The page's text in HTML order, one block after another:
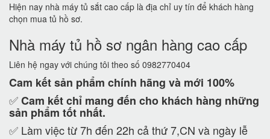
Hiện nay nhà máy tủ sắt cao cấp là địa chỉ uy tín để khách hàng
chọn mua tủ hồ sơ.
Nhà máy tủ hồ sơ ngân hàng cao cấp
Liên hệ ngay với chúng tôi theo số 0982770404
Cam kếtsản phẩm chính hãng và mới 100%
✅Cam kếtchỉ mang đến cho khách hàng những
sản phẩm tốt nhất.
✅ Làm việc từ 7h đến 22h cả thứ 7,CN và ngày lễ